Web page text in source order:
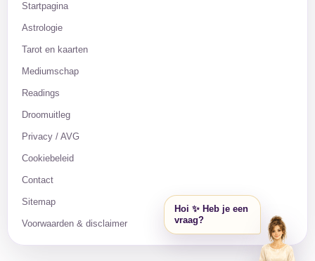
Startpagina
Astrologie
Tarot en kaarten
Mediumschap
Readings
Droomuitleg
Privacy / AVG
Cookiebeleid
Contact
Sitemap
Voorwaarden & disclaimer
Hoi ✨ Heb je een
vraag?